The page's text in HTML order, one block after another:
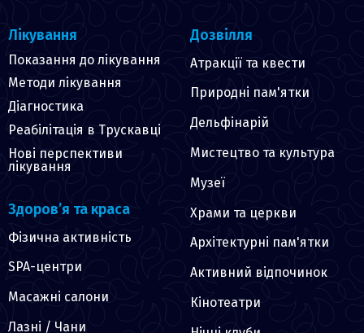
Лікування
Показання до лікування
Методи лікування
Діагностика
Реабілітація в Трускавці
Нові перспективи
лікування
Здоров’я та краса
Фізична активність
SPA-центри
Масажні салони
Лазні / Чани
Дозвілля
Атракції та квести
Природні пам'ятки
Дельфінарій
Мистецтво та культура
Музеї
Храми та церкви
Архітектурні пам'ятки
Активний відпочинок
Кінотеатри